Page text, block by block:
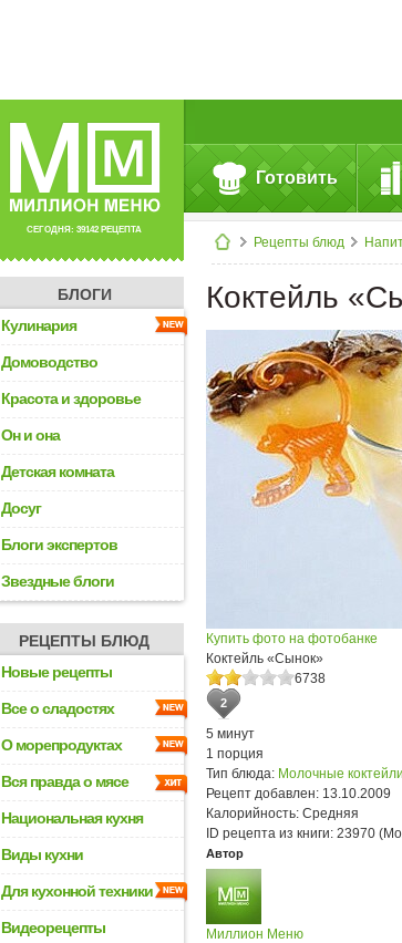
СЕГОДНЯ: 39142 РЕЦЕПТА
Готовить
Рецепты блюд
БЛОГИ
Кулинария
Домоводство
Красота и здоровье
Он и она
Детская комната
Досуг
Блоги экспертов
Звездные блоги
РЕЦЕПТЫ БЛЮД
Новые рецепты
Все о сладостях
О морепродуктах
Вся правда о мясе
Национальная кухня
Виды кухни
Для кухонной техники
Видеорецепты
Коктейль
Купить фото на фотобанке
Коктейль «Сынок»
6738
2
5 минут
1 порция
Тип блюда: Молочные коктейли
Рецепт добавлен: 13.10.2009
Калорийность: Средняя
ID рецепта из книги: 23970
Автор
Миллион Меню